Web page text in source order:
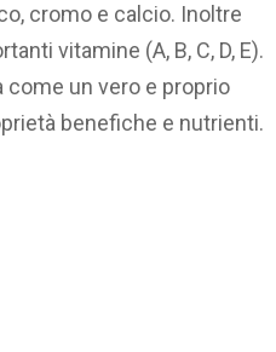
cromo e calcio. Inoltre
vitamine (A, B, C, D, E).
come un vero e proprio
benefiche e nutrienti.